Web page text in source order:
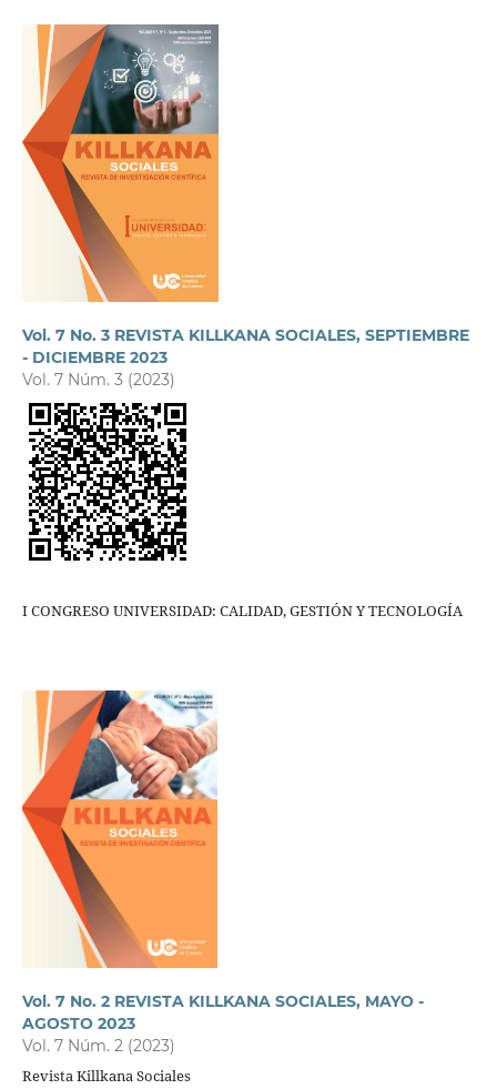
Vol. 7 No. 3 REVISTA KILLKANA SOCIALES, SEPTIEMBRE
- DICIEMBRE 2023
Vol. 7 Núm. 3 (2023)
I CONGRESO UNIVERSIDAD: CALIDAD, GESTIÓN Y TECNOLOGÍA
Vol. 7 No. 2 REVISTA KILLKANA SOCIALES, MAYO -
AGOSTO 2023
Vol. 7 Núm. 2 (2023)
Revista Killkana Sociales